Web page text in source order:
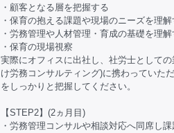
・顧客となる層を把握する
・保育の抱える課題や現場のニーズを理解
・労務管理や人材管理・育成の基礎を理解
・保育の現場視察
実際にオフィスに出社し、社労士として
け労務コンサルティング)に携わっていた
をしっかりと把握してください。
【STEP2】(2ヵ月目)
・労務管理コンサルや相談対応へ同席し